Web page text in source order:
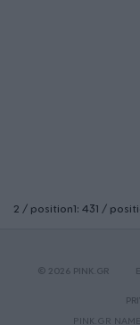
2 / position1: 431 /
© 2026 PINK.GR
PINK.GR